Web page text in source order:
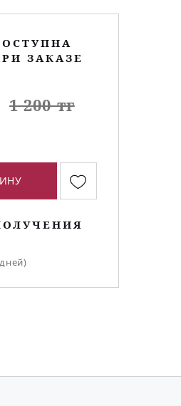
ЗАКАЗЕ
1 200 тг